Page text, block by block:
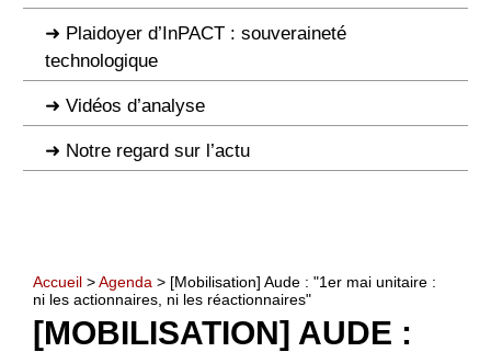
Plaidoyer d’InPACT : souveraineté
technologique
Vidéos d’analyse
Notre regard sur l’actu
Accueil >Agenda > [Mobilisation] Aude : "1er mai unitaire :
ni les actionnaires, ni les réactionnaires"
[MOBILISATION] AUDE :